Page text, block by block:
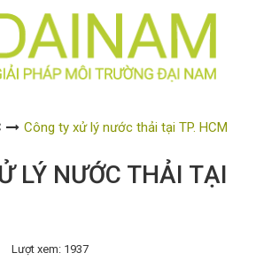
Công ty xử lý nước thải tại TP. HCM
LÝ NƯỚC THẢI TẠI
Lượt xem: 1937